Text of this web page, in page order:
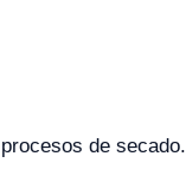
de secado.